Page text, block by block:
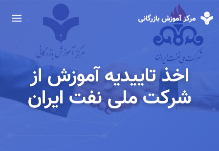
اخذ تاییدیه آموزش از
شرکت ملی نفت ایران